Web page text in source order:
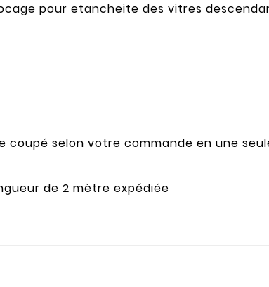
pour etancheite des vitres
coupé selon votre commande en une
de 2 mètre expédiée